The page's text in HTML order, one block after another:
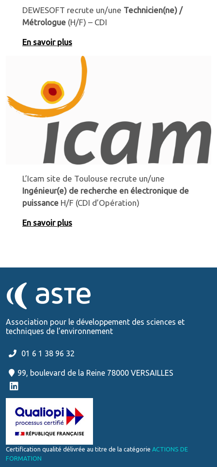
DEWESOFT recrute un/une Technicien(ne) /
Métrologue(H/F) – CDI
En savoir plus
L’Icam site de Toulouse recrute un/une
Ingénieur(e) de recherche en électronique de
puissanceH/F (CDI d’Opération)
En savoir plus
Association pour le développement des sciences et
techniques de l’environnement
01 6 1 38 96 32
99, boulevard de la Reine 78000 VERSAILLES
Certification qualité délivrée au titre de la catégorie ACTIONS DE
FORMATION